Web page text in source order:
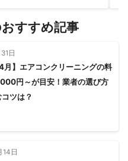
すすめ記事
日
月】エアコンクリーニングの料
円～が目安！業者の選び方
ツは？
14日